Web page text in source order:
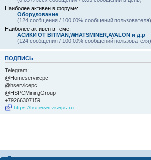
Наиболее активен в форуме:
Оборудование
(124 сообщения / 100.00% сообщений пользователя)
Наиболее активен в теме:
АСИКИ ОТ BITMAN,WHATSMINER,AVALON и д.р
(124 сообщения / 100.00% сообщений пользователя)
ПОДПИСЬ
Telegram:
@Homeservicepc
@hservicepc
@HSPCMiningGroup
+79266307159
https://homeservicepc.ru
На главную Список форумов